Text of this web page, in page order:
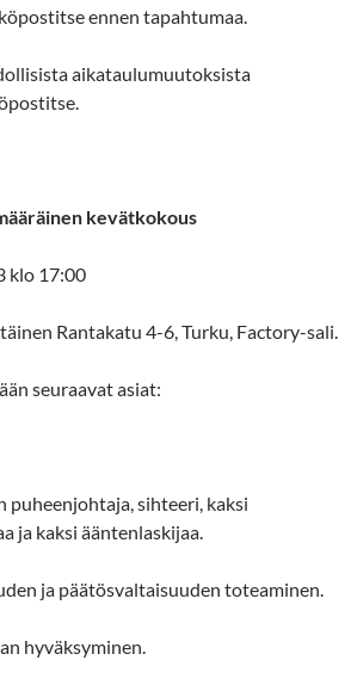
ennen tapahtumaa.
aikataulumuutoksista
kevätkokous
klo 17:00
Rantakatu 4-6, Turku, Factory-sali.
seuraavat asiat:
puheenjohtaja, sihteeri, kaksi
ja kaksi ääntenlaskijaa.
ja päätösvaltaisuuden toteaminen.
hyväksyminen.